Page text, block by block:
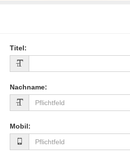
Titel:
Nachname:
Mobil: